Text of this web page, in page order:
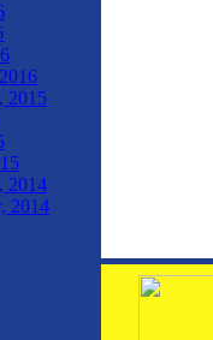
2015
2014
2014